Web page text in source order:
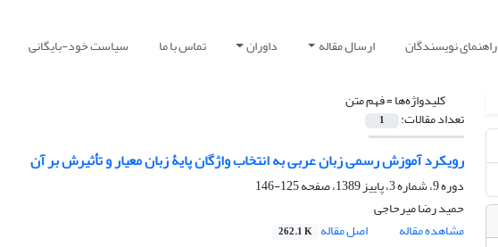
راهنمای نویسندگان ارسال مقاله داوران تماس با ما سیاست خود-بایگانی
کلیدواژه‌ها =فهم متن
تعداد مقالات: 1
رویکرد آموزش رسمی زبان عربی به انتخاب واژگان پایۀ زبان معیار و تأثیرش بر آن
دوره 9، شماره 3، پاییز 1389، صفحه
125-146
حمید رضا میرحاجی
مشاهده مقاله
اصل مقاله 262.1 K